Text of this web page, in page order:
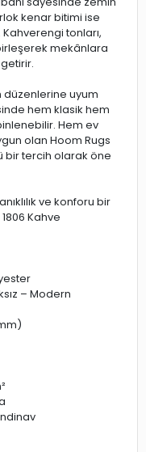
kenar bitimi ise
tonları,
mekânlara
düzenlerine uyum
hem klasik hem
Hem ev
olan Hoom Rugs
bir tercih olarak öne
ve konforu bir
Kahve
– Modern